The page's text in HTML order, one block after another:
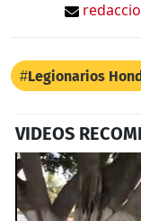
Legionarios
VIDEOS